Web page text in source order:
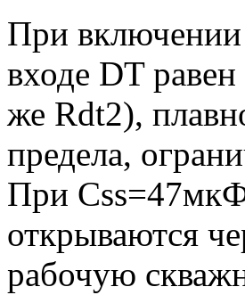
При включении
входе DT
же Rdt2),
предела,
При
открываются
рабочую